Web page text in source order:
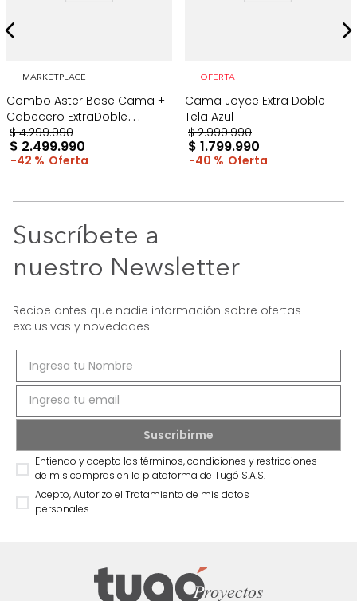
MARKETPLACE
Combo Aster Base Cama +
Cabecero ExtraDoble
Taupe/Madera
$ 4.299.990
$ 2.499.990
42 %
OFERTA
Cama Joyce Extra Doble
Tela Azul
$ 2.999.990
$ 1.799.990
40 %
Suscríbete a
nuestro Newsletter
Recibe antes que nadie información sobre ofertas
exclusivas y novedades.
Entiendo y acepto los términos, condiciones y restricciones
de mis compras en la plataforma de Tugó S.A.S.
Acepto, Autorizo el Tratamiento de mis datos
personales.